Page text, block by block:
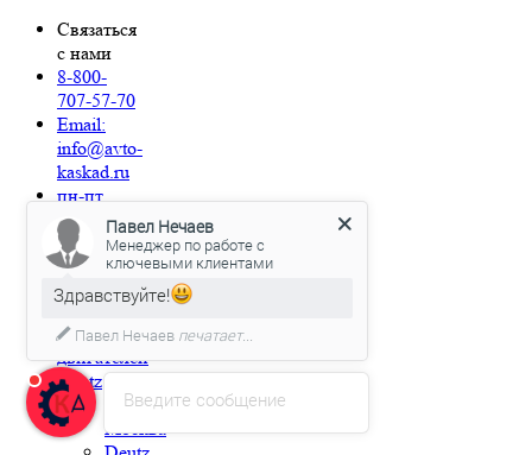
Связаться
с нами
8-800-
707-57-70
Email:
info@avto-
kaskad.ru
пн-пт
10:00–
18:00
Категории
Запчасти
для
двигателей
Deutz
Deutz
Москва
Введите сообщение
Павел Нечаев
Менеджер по работе с
ключевыми клиентами
Здравствуйте!
Павел Нечаев печатает...